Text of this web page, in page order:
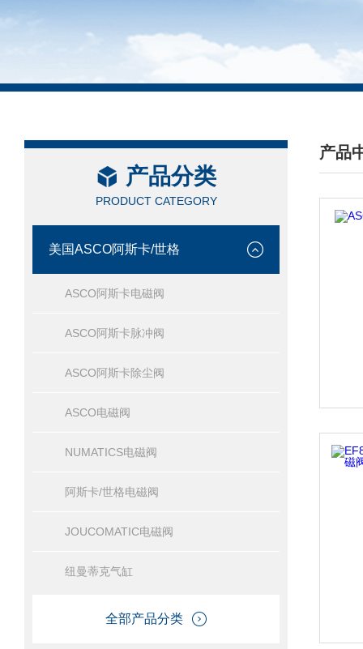
产品分类
PRODUCT CATEGORY
美国ASCO阿斯卡/世格
ASCO阿斯卡电磁阀
ASCO阿斯卡脉冲阀
ASCO阿斯卡除尘阀
ASCO电磁阀
NUMATICS电磁阀
阿斯卡/世格电磁阀
JOUCOMATIC电磁阀
纽曼蒂克气缸
全部产品分类
产品
/